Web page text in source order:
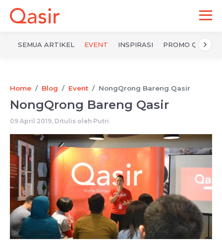
SEMUA ARTIKEL EVENT INSPIRASI PROMO QASIR
Home Blog Event NongQrong Bareng Qasir
NongQrong Bareng Qasir
09 April 2019, Ditulis oleh Putri